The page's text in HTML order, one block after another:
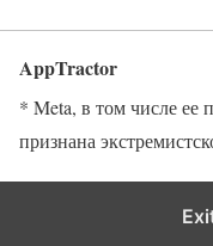
AppTractor
* Meta, в том числе ее
признана